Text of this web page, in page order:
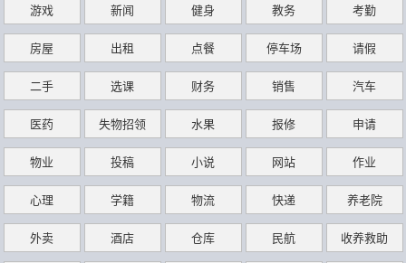
游戏 新闻 健身 教务 考勤
房屋 出租 点餐 停车场 请假
二手 选课 财务 销售 汽车
医药 失物招领 水果 报修 申请
物业 投稿 小说 网站 作业
心理 学籍 物流 快递 养老院
外卖 酒店 仓库 民航 收养救助